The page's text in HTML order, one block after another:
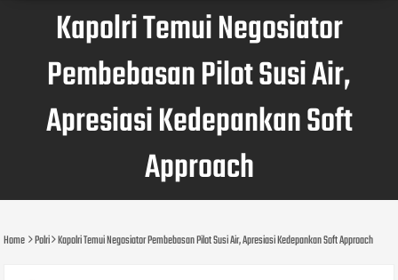
Kapolri Temui Negosiator
Pembebasan Pilot Susi Air,
Apresiasi Kedepankan Soft
Approach
Home Polri Kapolri Temui Negosiator Pembebasan Pilot Susi Air, Apresiasi Kedepankan Soft Approach